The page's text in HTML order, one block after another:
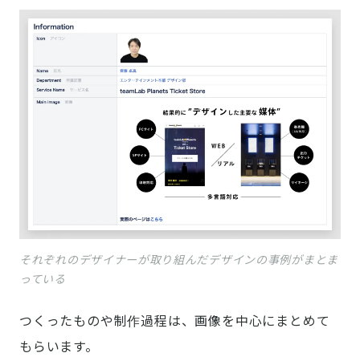
それぞれのデザイナーが取り組んだデザインの事例がまとま
っている
つくったものや制作過程は、画像を中心にまとめて
もらいます。